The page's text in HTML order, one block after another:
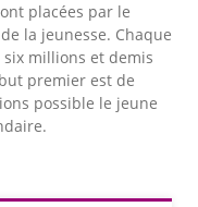
placées par le
la jeunesse. Chaque
millions et demis
premier est de
possible le jeune